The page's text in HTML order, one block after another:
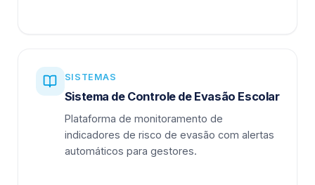
SISTEMAS
Sistema de Controle de Evasão Escolar
Plataforma de monitoramento de
indicadores de risco de evasão com alertas
automáticos para gestores.